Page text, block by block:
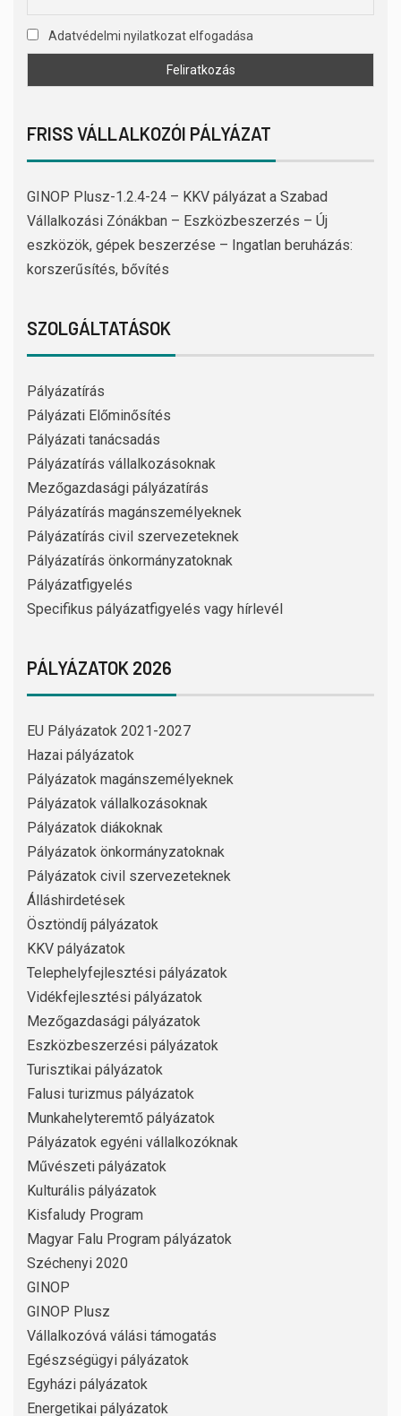
Adatvédelmi nyilatkozat elfogadása
FRISS VÁLLALKOZÓI PÁLYÁZAT
GINOP Plusz-1.2.4-24 – KKV pályázat a Szabad
Vállalkozási Zónákban – Eszközbeszerzés – Új
eszközök, gépek beszerzése – Ingatlan beruházás:
korszerűsítés, bővítés
SZOLGÁLTATÁSOK
Pályázatírás
Pályázati Előminősítés
Pályázati tanácsadás
Pályázatírás vállalkozásoknak
Mezőgazdasági pályázatírás
Pályázatírás magánszemélyeknek
Pályázatírás civil szervezeteknek
Pályázatírás önkormányzatoknak
Pályázatfigyelés
Specifikus pályázatfigyelés vagy hírlevél
PÁLYÁZATOK 2026
EU Pályázatok 2021-2027
Hazai pályázatok
Pályázatok magánszemélyeknek
Pályázatok vállalkozásoknak
Pályázatok diákoknak
Pályázatok önkormányzatoknak
Pályázatok civil szervezeteknek
Álláshirdetések
Ösztöndíj pályázatok
KKV pályázatok
Telephelyfejlesztési pályázatok
Vidékfejlesztési pályázatok
Mezőgazdasági pályázatok
Eszközbeszerzési pályázatok
Turisztikai pályázatok
Falusi turizmus pályázatok
Munkahelyteremtő pályázatok
Pályázatok egyéni vállalkozóknak
Művészeti pályázatok
Kulturális pályázatok
Kisfaludy Program
Magyar Falu Program pályázatok
Széchenyi 2020
GINOP
GINOP Plusz
Vállalkozóvá válási támogatás
Egészségügyi pályázatok
Egyházi pályázatok
Energetikai pályázatok